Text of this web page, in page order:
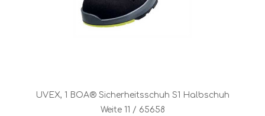
UVEX, 1 BOA® Sicherheitsschuh S1 Halbschuh
Weite 11 / 65658